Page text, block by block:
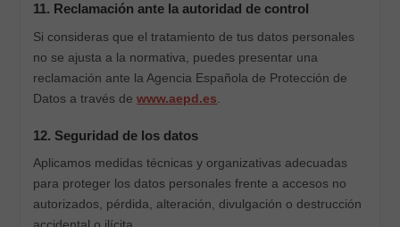
11. Reclamación ante la autoridad de control
Si consideras que el tratamiento de tus datos personales
no se ajusta a la normativa, puedes presentar una
reclamación ante la Agencia Española de Protección de
Datos a través dewww.aepd.es
12. Seguridad de los datos
Aplicamos medidas técnicas y organizativas adecuadas
para proteger los datos personales frente a accesos no
autorizados, pérdida, alteración, divulgación o destrucción